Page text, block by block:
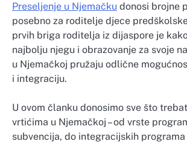
Preseljenje u Njemačku donosi brojne
posebno za roditelje djece
prvih briga roditelja iz dijaspore je
najbolju njegu i obrazovanje za svoje
u Njemačkoj pružaju odlične
i integraciju.
U ovom članku donosimo sve što
vrtićima u Njemačkoj – od vrste
subvencija, do integracijskih